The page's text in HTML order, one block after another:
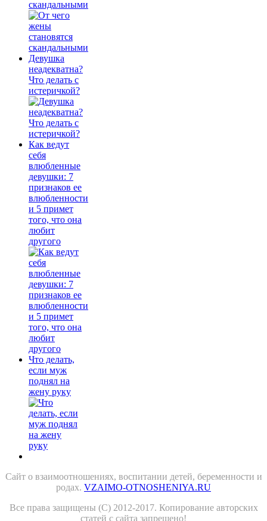
скандальными
Девушка
неадекватна?
Что делать с
истеричкой?
Как ведут
себя
влюбленные
девушки: 7
признаков ее
влюбленности
и 5 примет
того, что она
любит
другого
Что делать,
если муж
поднял на
жену руку
Сайт о взаимоотношениях, воспитании детей, беременности и
родах. VZAIMO-OTNOSHENIYA.RU
Все права защищены (С) 2012-2017. Копирование авторских
статей с сайта запрещено!